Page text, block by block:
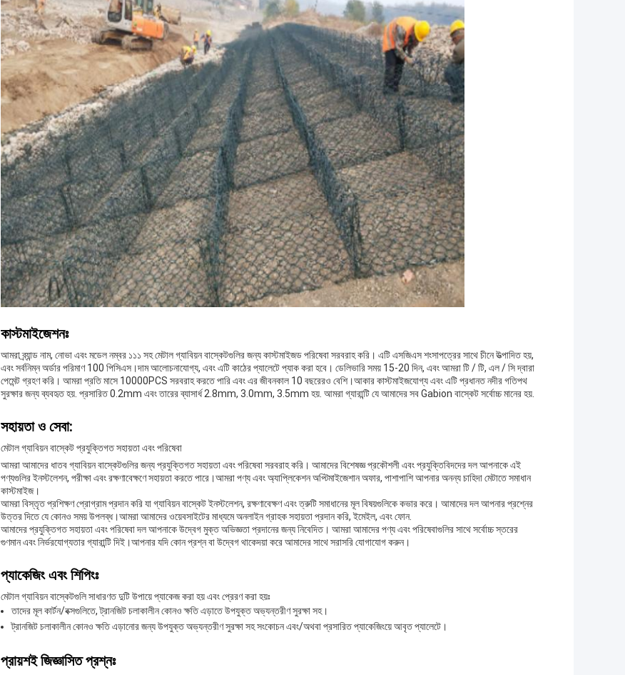
কাস্টমাইজেশনঃ
আমরা ব্র্যান্ড নাম, নোভা এবং মডেল নম্বর ১১১ সহ মেটাল গ্যাবিয়ন বাস্কেটগুলির জন্য কাস্টমাইজড পরিষেবা সরবরাহ করি। এটি এসজিএস শংসাপত্রের সাথে চীনে উত্পাদিত হয়,
এবং সর্বনিম্ন অর্ডার পরিমাণ 100 পিসিএস।দাম আলোচনাযোগ্য, এবং এটি কাঠের প্যালেটে প্যাক করা হবে। ডেলিভারি সময় 15-20 দিন, এবং আমরা টি / টি, এল / সি দ্বারা
পেমেন্ট গ্রহণ করি। আমরা প্রতি মাসে 10000PCS সরবরাহ করতে পারি এবং এর জীবনকাল 10 বছরেরও বেশি।আকার কাস্টমাইজযোগ্য এবং এটি প্রধানত নদীর গতিপথ
সুরক্ষার জন্য ব্যবহৃত হয়. প্রসারিত 0.2mm এবং তারের ব্যাসার্ধ 2.8mm, 3.0mm, 3.5mm হয়. আমরা গ্যারান্টি যে আমাদের সব Gabion বাস্কেট সর্বোচ্চ মানের হয়.
সহায়তা ও সেবা:
মেটাল গ্যাবিয়ন বাস্কেট প্রযুক্তিগত সহায়তা এবং পরিষেবা
আমরা আমাদের ধাতব গ্যাবিয়ন বাস্কেটগুলির জন্য প্রযুক্তিগত সহায়তা এবং পরিষেবা সরবরাহ করি। আমাদের বিশেষজ্ঞ প্রকৌশলী এবং প্রযুক্তিবিদদের দল আপনাকে এই
পণ্যগুলির ইনস্টলেশন, পরীক্ষা এবং রক্ষণাবেক্ষণে সহায়তা করতে পারে।আমরা পণ্য এবং অ্যাপ্লিকেশন অপ্টিমাইজেশান অফার, পাশাপাশি আপনার অনন্য চাহিদা মেটাতে সমাধান
কাস্টমাইজ।
আমরা বিস্তৃত প্রশিক্ষণ প্রোগ্রাম প্রদান করি যা গ্যাবিয়ন বাস্কেট ইনস্টলেশন, রক্ষণাবেক্ষণ এবং ত্রুটি সমাধানের মূল বিষয়গুলিকে কভার করে। আমাদের দল আপনার প্রশ্নের
উত্তর দিতে যে কোনও সময় উপলব্ধ।আমরা আমাদের ওয়েবসাইটের মাধ্যমে অনলাইন গ্রাহক সহায়তা প্রদান করি, ইমেইল, এবং ফোন.
আমাদের প্রযুক্তিগত সহায়তা এবং পরিষেবা দল আপনাকে উদ্বেগ মুক্ত অভিজ্ঞতা প্রদানের জন্য নিবেদিত। আমরা আমাদের পণ্য এবং পরিষেবাগুলির সাথে সর্বোচ্চ স্তরের
গুণমান এবং নির্ভরযোগ্যতার গ্যারান্টি দিই।আপনার যদি কোন প্রশ্ন বা উদ্বেগ থাকেদয়া করে আমাদের সাথে সরাসরি যোগাযোগ করুন।
প্যাকেজিং এবং শিপিংঃ
মেটাল গ্যাবিয়ন বাস্কেটগুলি সাধারণত দুটি উপায়ে প্যাকেজ করা হয় এবং প্রেরণ করা হয়ঃ
তাদের মূল কার্টন/বক্সগুলিতে, ট্রানজিট চলাকালীন কোনও ক্ষতি এড়াতে উপযুক্ত অভ্যন্তরীণ সুরক্ষা সহ।
ট্রানজিট চলাকালীন কোনও ক্ষতি এড়ানোর জন্য উপযুক্ত অভ্যন্তরীণ সুরক্ষা সহ সংকোচন এবং/অথবা প্রসারিত প্যাকেজিংয়ে আবৃত প্যালেটে।
প্রায়শই জিজ্ঞাসিত প্রশ্নঃ